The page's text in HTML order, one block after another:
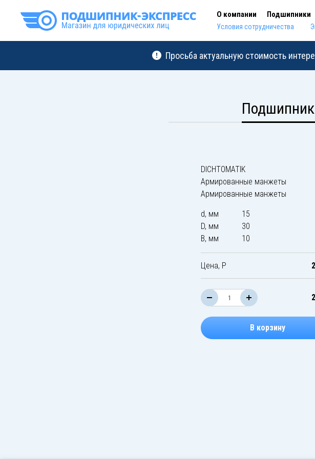
О компании Подшипники
Условия сотрудничества
Просьба актуальную стоимость
Подшипник
DICHTOMATIK
Армированные манжеты
Армированные манжеты
d, мм
15
D, мм
30
B, мм
10
Цена, Р
В корзину